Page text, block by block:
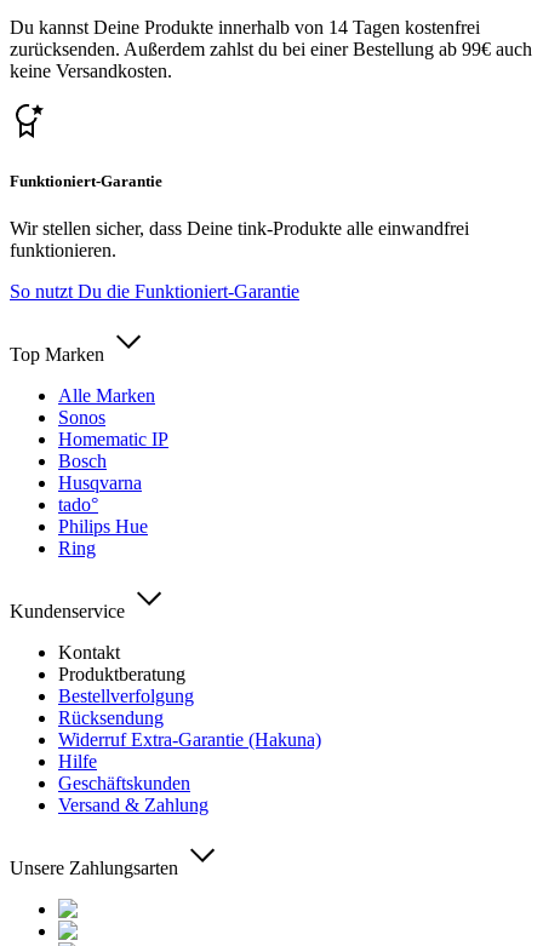
Du kannst Deine Produkte innerhalb von 14 Tagen kostenfrei
zurücksenden. Außerdem zahlst du bei einer Bestellung ab 99€ auch
keine Versandkosten.
Funktioniert-Garantie
Wir stellen sicher, dass Deine tink-Produkte alle einwandfrei
funktionieren.
So nutzt Du die Funktioniert-Garantie
Top Marken
Alle Marken
Sonos
Homematic IP
Bosch
Husqvarna
tado°
Philips Hue
Ring
Kundenservice
Kontakt
Produktberatung
Bestellverfolgung
Rücksendung
Widerruf Extra-Garantie (Hakuna)
Hilfe
Geschäftskunden
Versand & Zahlung
Unsere Zahlungsarten